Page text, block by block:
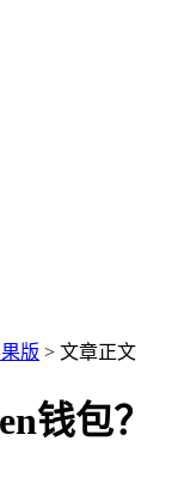
版 > 文章正文
钱包？